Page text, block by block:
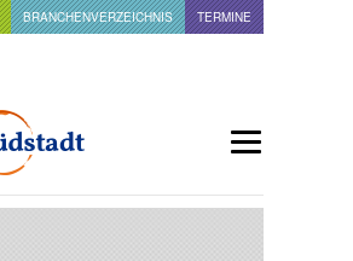
BRANCHENVERZEICHNIS TERMINE